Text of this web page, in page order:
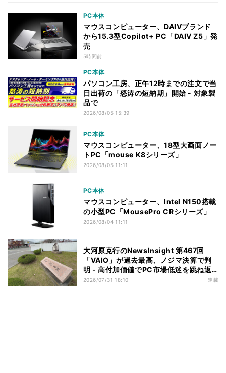
PC本体
マウスコンピューター、DAIVブランド
から15.3型Copilot+ PC「DAIV Z5」発
売
5時間前
PC本体
パソコン工房、正午12時までの注文で当
日出荷の「怒涛の短納期」開始 - 対象製
品で
2026/08/05 15:39
PC本体
マウスコンピューター、18型大画面ノー
トPC「mouse K8シリーズ」
2026/08/05 11:11
PC本体
マウスコンピューター、Intel N150搭載
の小型PC「MousePro CRシリーズ」
2026/08/04 11:11
大河原克行のNewsInsight 第467回
「VAIO」が過去最高、ノジマ決算で判
明 - 高付加価値でPC市場低迷を跳ね返
す
2026/07/31 18:10 連載